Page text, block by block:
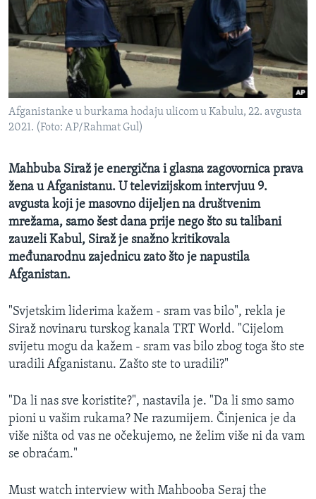
MAGAZIN
O GLASU AMERIKE
Learning English
PRATITE NAS
Jezici
Afganistanke u burkama hodaju ulicom u Kabulu, 22. avgusta
2021. (Foto: AP/Rahmat Gul)
Mahbuba Siraž je energična i glasna zagovornica prava
žena u Afganistanu. U televizijskom intervjuu 9.
avgusta koji je masovno dijeljen na društvenim
mrežama, samo šest dana prije nego što su talibani
zauzeli Kabul, Siraž je snažno kritikovala
međunarodnu zajednicu zato što je napustila
Afganistan.
"Svjetskim liderima kažem - sram vas bilo", rekla je
Siraž novinaru turskog kanala TRT World. "Cijelom
svijetu mogu da kažem - sram vas bilo zbog toga što ste
uradili Afganistanu. Zašto ste to uradili?"
"Da li nas sve koristite?", nastavila je. "Da li smo samo
pioni u vašim rukama? Ne razumijem. Činjenica je da
više ništa od vas ne očekujemo, ne želim više ni da vam
se obraćam."
Must watch interview with Mahbooba Seraj the